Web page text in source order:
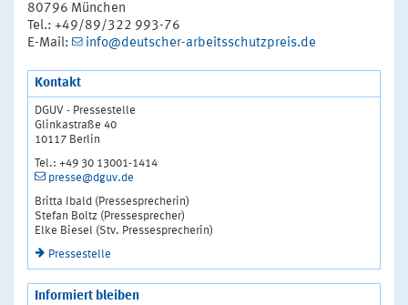
80796 München
Tel.: +49/89/322 993-76
E-Mail:
info@deutscher-arbeitsschutzpreis.de
Kontakt
DGUV - Pressestelle
Glinkastraße 40
10117 Berlin
Tel.: +49 30 13001-1414
presse@dguv.de
Britta Ibald (Pressesprecherin)
Stefan Boltz (Pressesprecher)
Elke Biesel (Stv. Pressesprecherin)
Pressestelle
Informiert bleiben